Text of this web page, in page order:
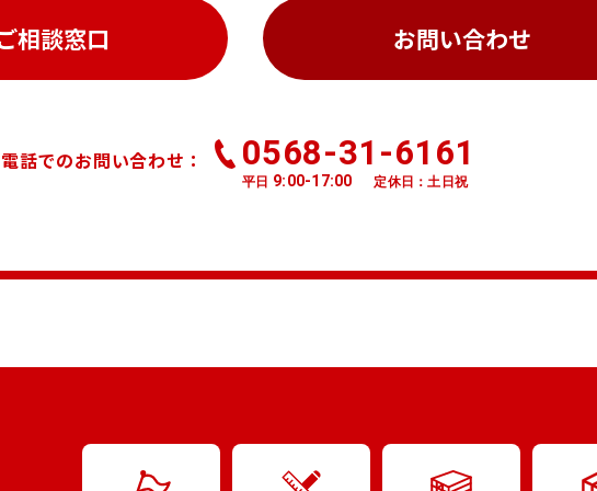
相談窓口 お問い合わせ
話でのお問い合わせ： 0568-31-6161
平日 9:00-17:00 定休日：土日祝